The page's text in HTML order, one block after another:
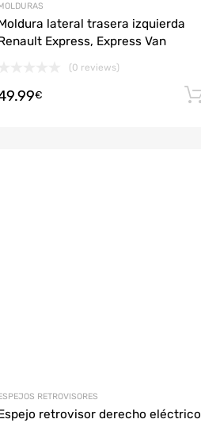
lateral trasera izquierda
Express, Express Van
(0 reviews)
€
RETROVISORES
retrovisor derecho eléctrico